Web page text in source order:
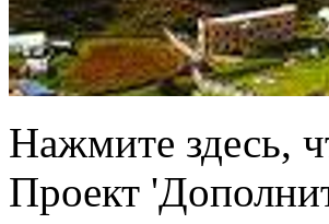
Нажмите здесь,
Проект